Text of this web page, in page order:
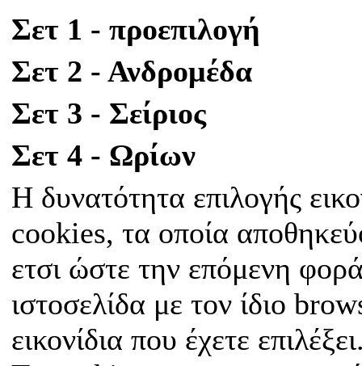
Σετ 1 - προεπιλογή
Σετ 2 - Ανδρομέδα
Σετ 3 - Σείριος
Σετ 4 - Ωρίων
Η δυνατότητα επιλογής
cookies, τα οποία
ετσι ώστε την επόμενη
ιστοσελίδα με τον ίδιο
εικονίδια που έχετε